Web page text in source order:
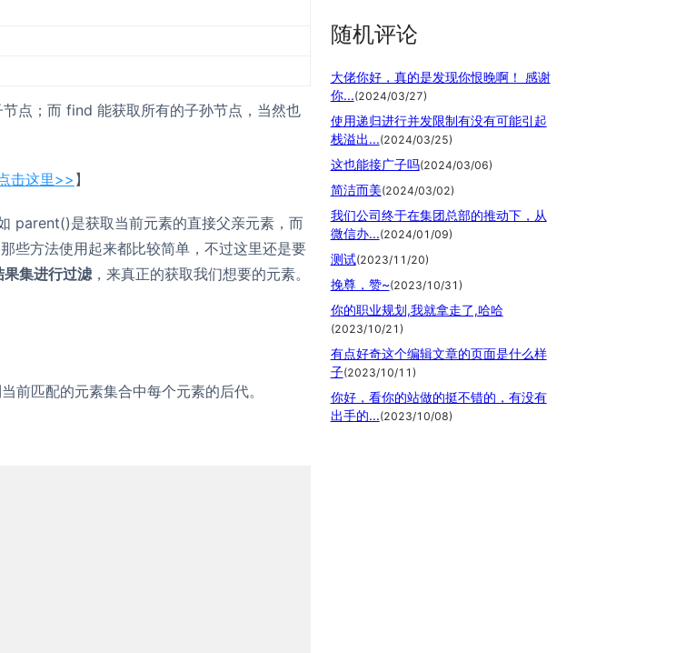
点；而 find 能获取所有的子孙节点，当然也
击这里>> 】
parent()是获取当前元素的直接父亲元素，而
些方法使用起来都比较简单，不过这里还是要
集进行过滤 ，来真正的获取我们想要的元素。
前匹配的元素集合中每个元素的后代。
随机评论
大佬你好，真的是发现你恨晚啊！ 感谢
你...(2024/03/27)
使用递归进行并发限制有没有可能引起
栈溢出...(2024/03/25)
这也能接广子吗(2024/03/06)
简洁而美(2024/03/02)
我们公司终于在集团总部的推动下，从
微信办...(2024/01/09)
测试(2023/11/20)
挽尊，赞~(2023/10/31 )
你的职业规划,我就拿走了,哈哈
(2023/10/21 )
有点好奇这个编辑文章的页面是什么样
子(2023/10/11 )
你好，看你的站做的挺不错的，有没有
出手的...(2023/10/08)